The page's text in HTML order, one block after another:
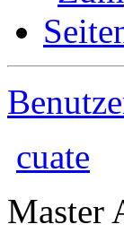
cuate
Master